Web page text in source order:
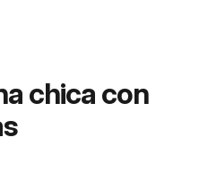
chica con